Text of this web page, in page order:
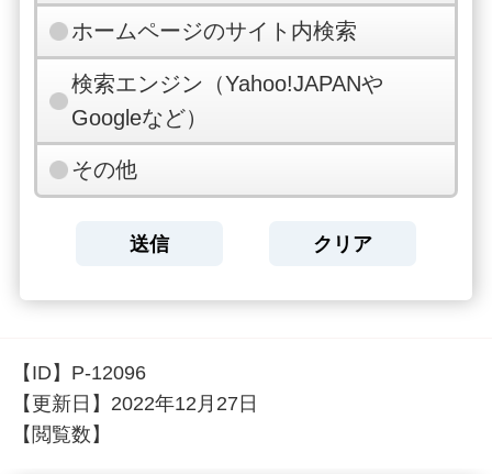
ホームページのサイト内検索
検索エンジン（Yahoo!JAPANや
Googleなど）
その他
【ID】 P-12096
【更新日】 2022年12月27日
【閲覧数】